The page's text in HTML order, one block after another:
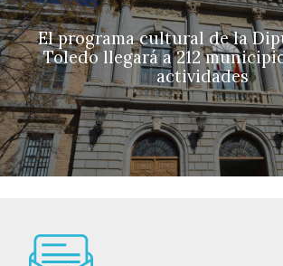
El programa cultural de la
Toledo llegará a 212
actividades